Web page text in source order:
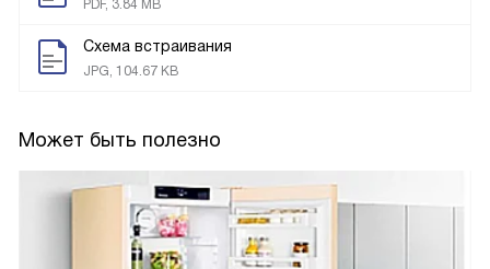
PDF, 3.84 MB
Схема встраивания
JPG, 104.67 KB
Может быть полезно